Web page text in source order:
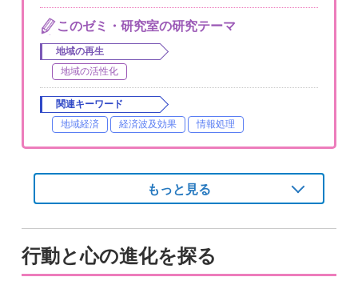
このゼミ・研究室の研究テーマ
地域の再生
地域の活性化
関連キーワード
地域経済
経済波及効果 情報処理
もっと見る
行動と心の進化を探る